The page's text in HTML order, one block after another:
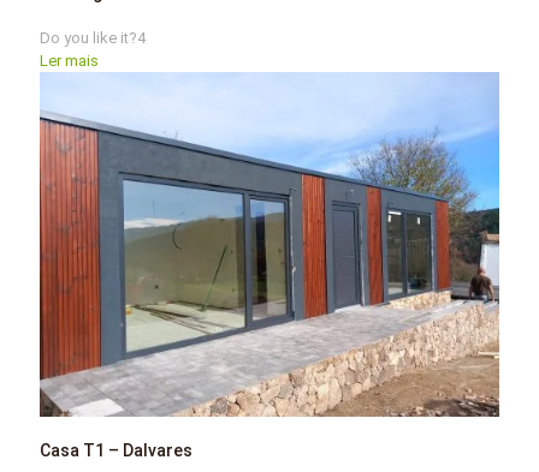
Do you like it?4
Ler mais
Casa T1 – Dalvares